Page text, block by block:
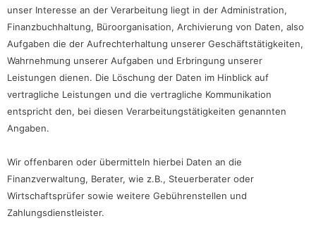
unser Interesse an der Verarbeitung liegt in der Administration,
Finanzbuchhaltung, Büroorganisation, Archivierung von Daten, also
Aufgaben die der Aufrechterhaltung unserer Geschäftstätigkeiten,
Wahrnehmung unserer Aufgaben und Erbringung unserer
Leistungen dienen. Die Löschung der Daten im Hinblick auf
vertragliche Leistungen und die vertragliche Kommunikation
entspricht den, bei diesen Verarbeitungstätigkeiten genannten
Angaben.
Wir offenbaren oder übermitteln hierbei Daten an die
Finanzverwaltung, Berater, wie z.B., Steuerberater oder
Wirtschaftsprüfer sowie weitere Gebührenstellen und
Zahlungsdienstleister.